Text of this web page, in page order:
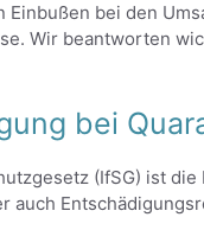
Einbußen bei den
Wir beantworten
bei
(IfSG) ist
auch